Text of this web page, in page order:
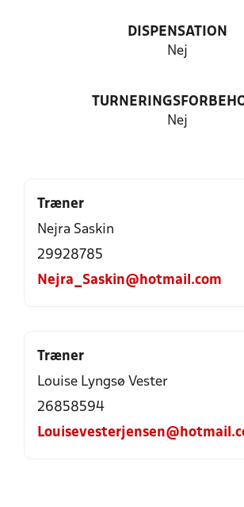
DISPENSATION
Nej
Nej
Træner
Nejra Saskin
29928785
Nejra_Saskin@hotmail.com
Træner
Louise Lyngsø Vester
26858594